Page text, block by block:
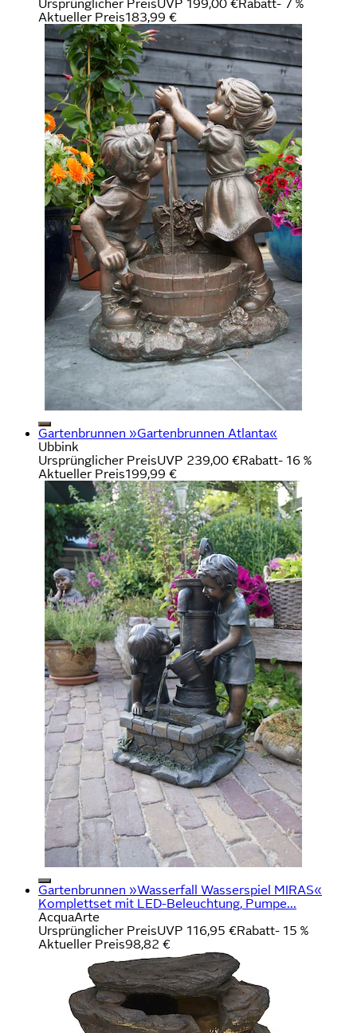
Ursprünglicher PreisUVP 199,00 €Rabatt- 7 %
Aktueller Preis183,99 €
Gartenbrunnen »Gartenbrunnen Atlanta«
Ubbink
Ursprünglicher PreisUVP 239,00 €Rabatt- 16 %
Aktueller Preis199,99 €
Gartenbrunnen »Wasserfall Wasserspiel MIRAS«
Komplettset mit LED-Beleuchtung, Pumpe...
AcquaArte
Ursprünglicher PreisUVP 116,95 €Rabatt- 15 %
Aktueller Preis98,82 €